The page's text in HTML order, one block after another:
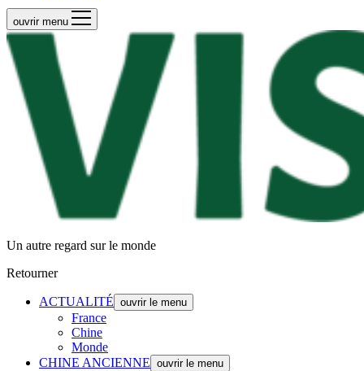
ouvrir menu
Un autre regard sur le monde
Retourner
ACTUALITÉ ouvrir le menu
France
Chine
Monde
CHINE ANCIENNE ouvrir le menu